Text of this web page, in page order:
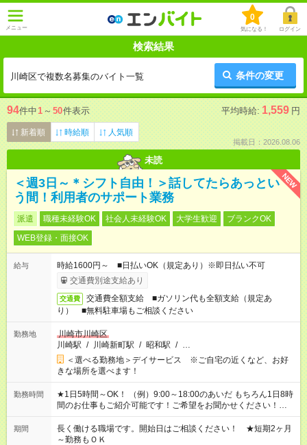
メニュー
0
気になる！ ログイン
検索結果
川崎区で複数名募集のバイト一覧 条件の変更
94件中1 ～ 50件表示 平均時給: 1,559 円
新着順 時給順 人気順
掲載日：2026.08.06
未読
NEW
＜週3日～＊シフト自由！＞話してたらあっとい
う間！利用者のサポート業務
派遣 職種未経験OK 社会人未経験OK 大学生歓迎
ブランクOK
WEB登録・面接OK
給与
時給1600円～ ■日払いOK（規定あり）※即日払い不可
交通費別途支給あり
交通費
交通費全額支給 ■ガソリン代も全額支給（規定あ
り） ■無料駐車場もご相談ください
勤務地
川崎市川崎区
川崎駅 / 川崎新町駅 / 昭和駅 / …
＜選べる勤務地＞デイサービス ※ご自宅の近くなど、お好
きな場所を選べます！
勤務時間
★1日5時間～OK！ （例）9:00～18:00のあいだ もちろん1日8時
間のお仕事もご紹介可能です！ご希望をお聞かせください！★家
庭の都合でお休みが必要な場合も遠慮なくご相談ください。 ※
週最低15時間以上の勤務が必要です
期間
長く働ける職場です。開始日はご相談ください！ ★短期2ヶ月
～勤務もＯＫ